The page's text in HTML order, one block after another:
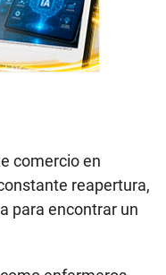
comercio en
reapertura,
para encontrar un